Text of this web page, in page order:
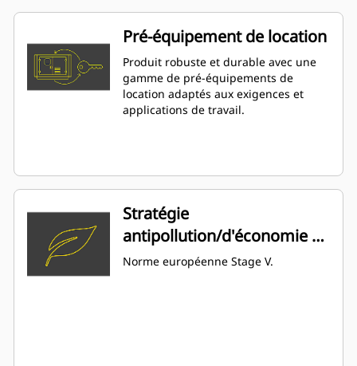
Pré-équipement de location
Produit robuste et durable avec une
gamme de pré-équipements de
location adaptés aux exigences et
applications de travail.
Stratégie
antipollution/d'économie de
carburant
Norme européenne Stage V.